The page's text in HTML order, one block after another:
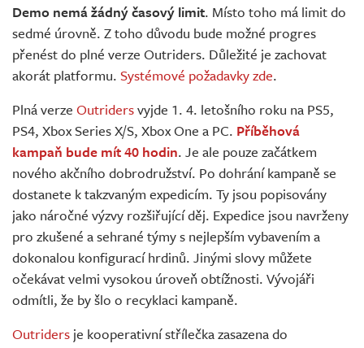
Demo nemá žádný časový limit. Místo toho má limit do
sedmé úrovně. Z toho důvodu bude možné progres
přenést do plné verze Outriders. Důležité je zachovat
akorát platformu. Systémové požadavky zde.
Plná verze Outridersvyjde 1. 4. letošního roku na PS5,
PS4, Xbox Series X/S, Xbox One a PC. Příběhová
kampaň bude mít 40 hodin. Je ale pouze začátkem
nového akčního dobrodružství. Po dohrání kampaně se
dostanete k takzvaným expedicím. Ty jsou popisovány
jako náročné výzvy rozšiřující děj. Expedice jsou navrženy
pro zkušené a sehrané týmy s nejlepším vybavením a
dokonalou konfigurací hrdinů. Jinými slovy můžete
očekávat velmi vysokou úroveň obtížnosti. Vývojáři
odmítli, že by šlo o recyklaci kampaně.
Outriders je kooperativní střílečka zasazena do